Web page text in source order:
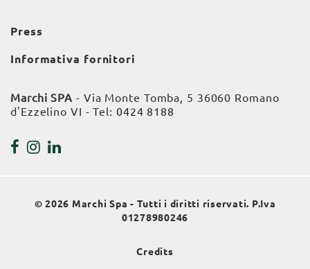
Press
Informativa fornitori
Marchi SPA - Via Monte Tomba, 5 36060 Romano
d'Ezzelino VI - Tel: 0424 8188
© 2026 Marchi Spa - Tutti i diritti riservati. P.Iva
01278980246
Credits